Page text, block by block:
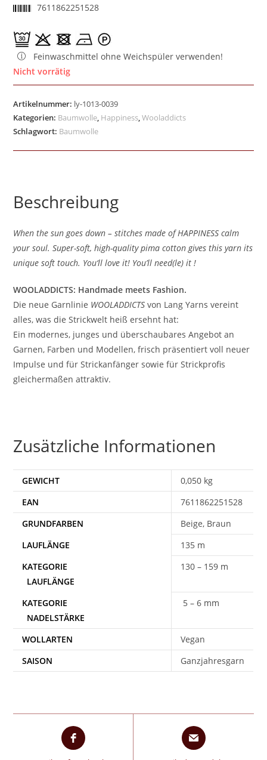
7611862251528
Feinwaschmittel ohne Weichspüler verwenden!
Nicht vorrätig
Artikelnummer: ly-1013-0039
Kategorien: Baumwolle Happiness ,Wooladdicts
Schlagwort: Baumwolle
Beschreibung
When the sun goes down – stitches made of HAPPINESS calm
your soul. Super-soft, high-quality pima cotton gives this yarn its
unique soft touch. You‘ll love it! You’ll need(le) it !
WOOLADDICTS: Handmade meets Fashion.
Die neue Garnlinie WOOLADDICTS von Lang Yarns vereint
alles, was die Strickwelt heiß ersehnt hat:
Ein modernes, junges und überschaubares Angebot an
Garnen, Farben und Modellen, frisch präsentiert voll neuer
Impulse und für Strickanfänger sowie für Strickprofis
gleichermaßen attraktiv.
Zusätzliche Informationen
GEWICHT
0,050 kg
EAN
7611862251528
Beige, Braun
135 m
130 – 159 m
5 – 6 mm
WOLLARTEN
Vegan
SAISON
Ganzjahresgarn